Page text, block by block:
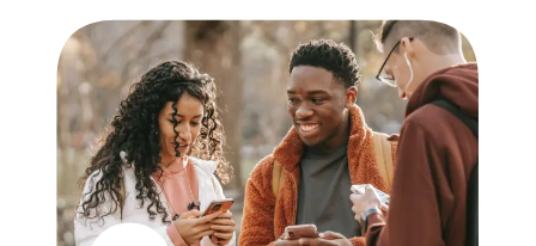
Interdiction du portable au lycée : décryptage de